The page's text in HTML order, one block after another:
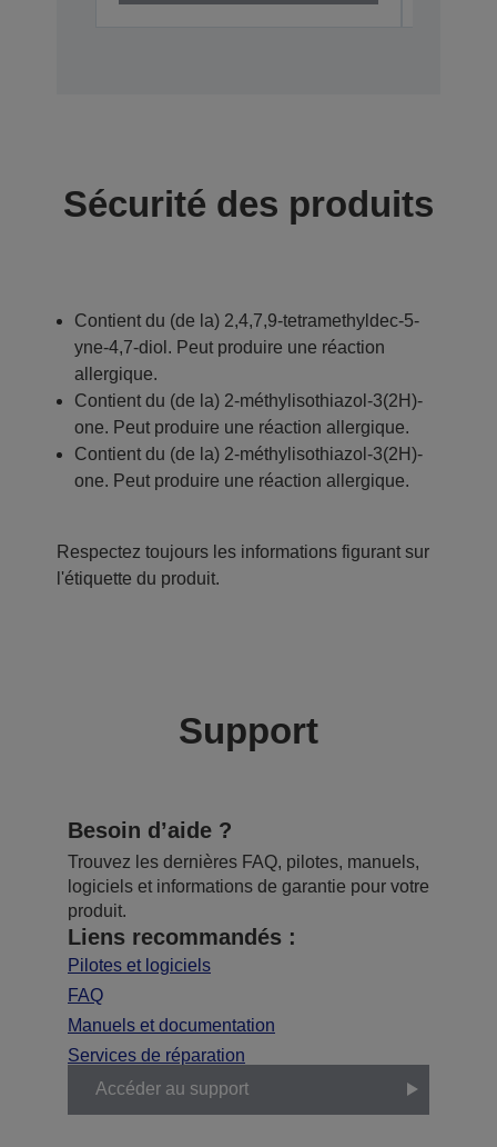
Sécurité des produits
Contient du (de la) 2,4,7,9-tetramethyldec-5-
yne-4,7-diol. Peut produire une réaction
allergique.
Contient du (de la) 2-méthylisothiazol-3(2H)-
one. Peut produire une réaction allergique.
Contient du (de la) 2-méthylisothiazol-3(2H)-
one. Peut produire une réaction allergique.
Respectez toujours les informations figurant sur
l'étiquette du produit.
Support
Besoin d’aide ?
Trouvez les dernières FAQ, pilotes, manuels,
logiciels et informations de garantie pour votre
produit.
Liens recommandés :
Pilotes et logiciels
FAQ
Manuels et documentation
Services de réparation
Accéder au support